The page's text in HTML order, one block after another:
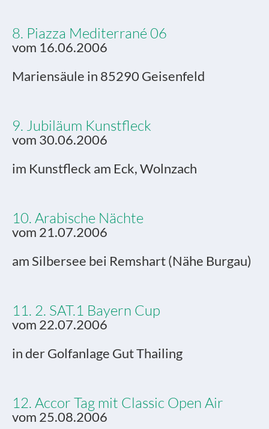
8. Piazza Mediterrané 06
vom 16.06.2006
Mariensäule in 85290 Geisenfeld
9. Jubiläum Kunstfleck
vom 30.06.2006
im Kunstfleck am Eck, Wolnzach
10. Arabische Nächte
vom 21.07.2006
am Silbersee bei Remshart (Nähe Burgau)
11. 2. SAT.1 Bayern Cup
vom 22.07.2006
in der Golfanlage Gut Thailing
12. Accor Tag mit Classic Open Air
vom 25.08.2006